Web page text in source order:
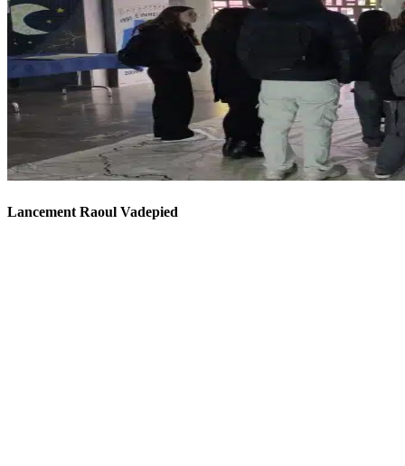
Lancement Raoul Vadepied